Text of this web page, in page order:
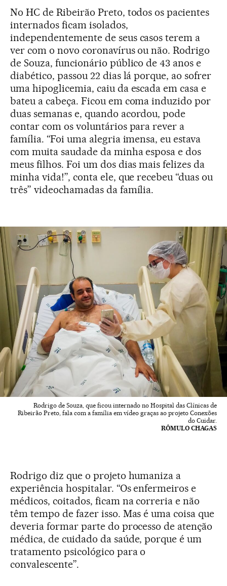
No HC de Ribeirão Preto, todos os pacientes
internados ficam isolados,
independentemente de seus casos terem a
ver com o novo coronavírus ou não. Rodrigo
de Souza, funcionário público de 43 anos e
diabético, passou 22 dias lá porque, ao sofrer
uma hipoglicemia, caiu da escada em casa e
bateu a cabeça. Ficou em coma induzido por
duas semanas e, quando acordou, pode
contar com os voluntários para rever a
família. “Foi uma alegria imensa, eu estava
com muita saudade da minha esposa e dos
meus filhos. Foi um dos dias mais felizes da
minha vida!”, conta ele, que recebeu “duas ou
três” videochamadas da família.
Rodrigo de Souza, que ficou internado no Hospital das Clínicas de
Ribeirão Preto, fala com a família em vídeo graças ao projeto Conexões
do Cuidar.
RÔMULO CHAGAS
Rodrigo diz que o projeto humaniza a
experiência hospitalar. “Os enfermeiros e
médicos, coitados, ficam na correria e não
têm tempo de fazer isso. Mas é uma coisa que
deveria formar parte do processo de atenção
médica, de cuidado da saúde, porque é um
tratamento psicológico para o
convalescente”.